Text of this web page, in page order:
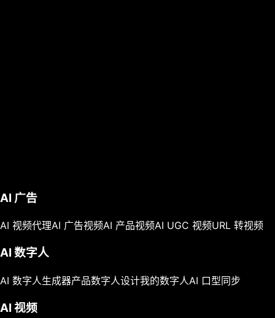
AI 广告
AI 视频代理AI 广告视频AI 产品视频AI UGC 视频URL 转视频
AI 数字人
AI 数字人生成器产品数字人设计我的数字人AI 口型同步
AI 视频